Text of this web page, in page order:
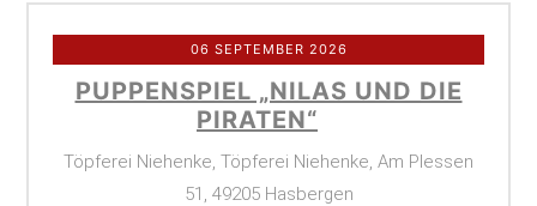
06 SEPTEMBER 2026
PUPPENSPIEL „NILAS UND DIE
PIRATEN“
Töpferei Niehenke, Töpferei Niehenke, Am Plessen
51, 49205 Hasbergen